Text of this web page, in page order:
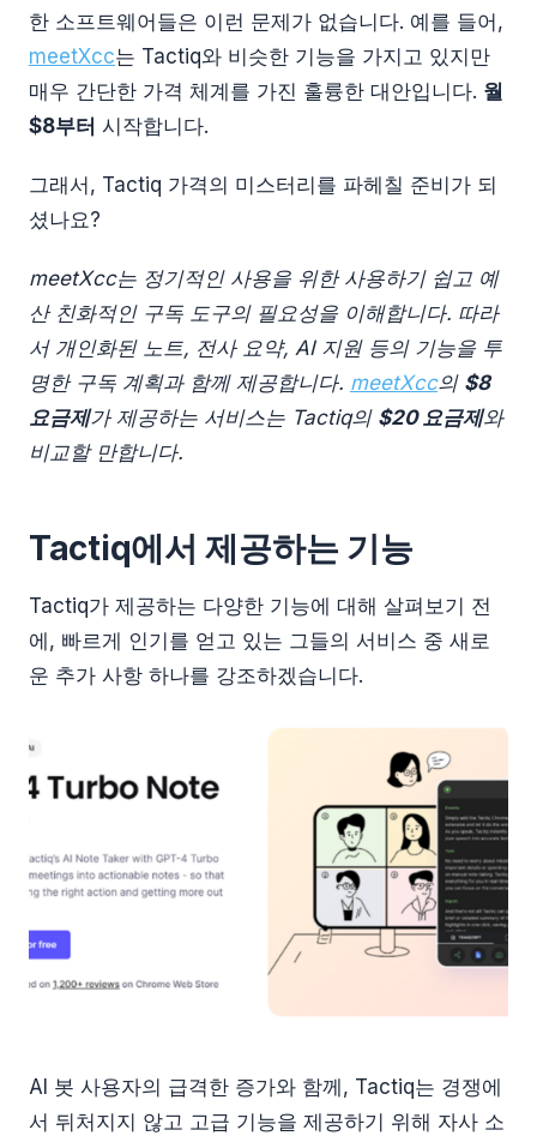
한 소프트웨어들은 이런 문제가 없습니다. 예를 들어,
meetXcc는 Tactiq와 비슷한 기능을 가지고 있지만
매우 간단한 가격 체계를 가진 훌륭한 대안입니다. 월
$8부터 시작합니다.
그래서, Tactiq 가격의 미스터리를 파헤칠 준비가 되
셨나요?
meetXcc는 정기적인 사용을 위한 사용하기 쉽고 예
산 친화적인 구독 도구의 필요성을 이해합니다. 따라
서 개인화된 노트, 전사 요약, AI 지원 등의 기능을 투
명한 구독 계획과 함께 제공합니다. meetXcc의 $8
요금제가 제공하는 서비스는 Tactiq의 $20 요금제와
비교할 만합니다.
Tactiq에서 제공하는 기능
Tactiq가 제공하는 다양한 기능에 대해 살펴보기 전
에, 빠르게 인기를 얻고 있는 그들의 서비스 중 새로
운 추가 사항 하나를 강조하겠습니다.
AI 봇 사용자의 급격한 증가와 함께, Tactiq는 경쟁에
서 뒤처지지 않고 고급 기능을 제공하기 위해 자사 소